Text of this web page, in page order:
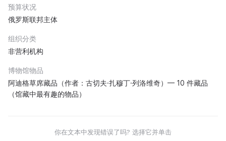
预算状况
俄罗斯联邦主体
组织分类
非营利机构
博物馆物品
阿迪格草席藏品（作者：古切夫·扎穆丁·列洛维奇）— 10 件藏品
（馆藏中最有趣的物品）
你在文本中发现错误了吗? 选择它并单击